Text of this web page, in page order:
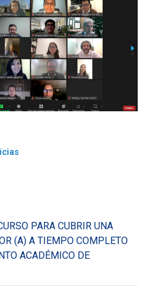
PARA CUBRIR UNA
(A) A TIEMPO COMPLETO
ACADÉMICO DE